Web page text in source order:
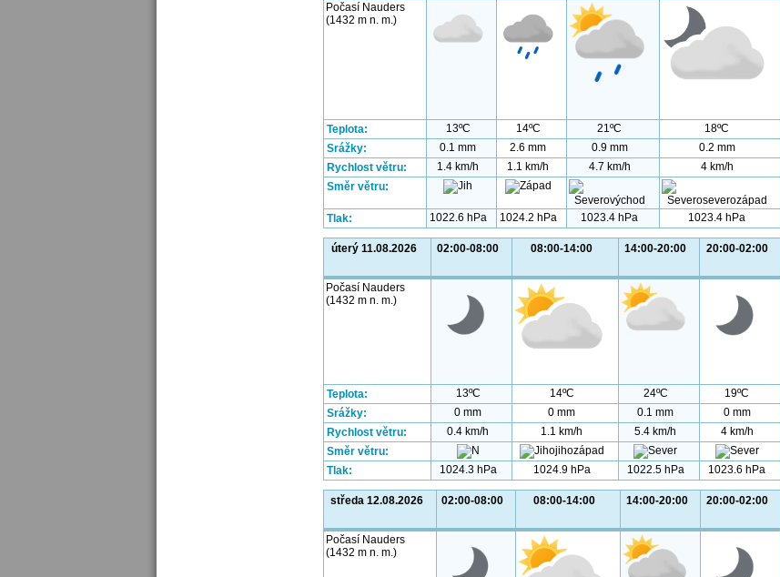
Počasí Nauders
(1432 m n. m.)
Teplota: 13ºC 14ºC 21ºC
18ºC
Srážky:
0.1 mm 2.6 mm 0.9 mm
0.2 mm
Rychlost větru:
1.4 km/h 1.1 km/h 4.7 km/h
4 km/h
Směr větru:
Tlak: 1022.6 hPa 1024.2 hPa 1023.4 hPa 1023.4 hPa
úterý 11.08.2026 02:00-08:00 08:00-14:00 14:00-20:00 20:00-02:00
Počasí Nauders
(1432 m n. m.)
Teplota: 13ºC 14ºC 24ºC
19ºC
Srážky:
0 mm 0 mm 0.1 mm
0 mm
Rychlost větru:
0.4 km/h 1.1 km/h 5.4 km/h
4 km/h
Směr větru:
Tlak:
1024.3 hPa 1024.9 hPa 1022.5 hPa 1023.6 hPa
středa 12.08.2026 02:00-08:00 08:00-14:00 14:00-20:00 20:00-02:00
Počasí Nauders
(1432 m n. m.)